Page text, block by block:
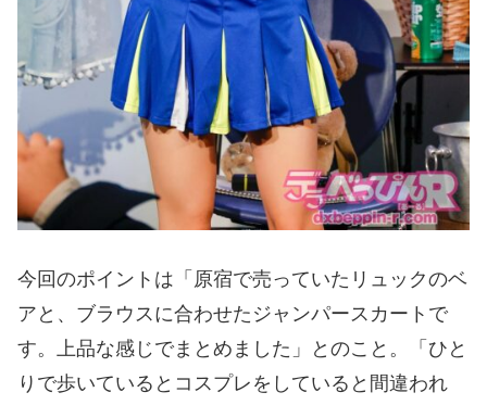
今回のポイントは「原宿で売っていたリュックのベ
アと、ブラウスに合わせたジャンパースカートで
す。上品な感じでまとめました」とのこと。「ひと
りで歩いているとコスプレをしていると間違われ